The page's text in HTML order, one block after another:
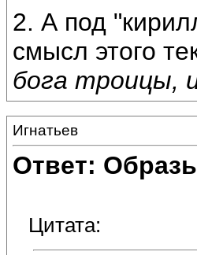
2. А под
смысл этого
бога троицы,
Игнатьев
Ответ:
Цитата: